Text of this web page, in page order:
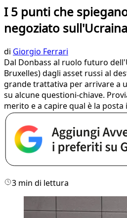
I 5 punti che
negoziato
di Giorgio Ferrari
Dal Donbass al ruolo futuro
Bruxelles) dagli asset russi al
grande trattativa per arrivare a
su alcune questioni-chiave.
merito e a capire qual è la posta
3 min di lettura